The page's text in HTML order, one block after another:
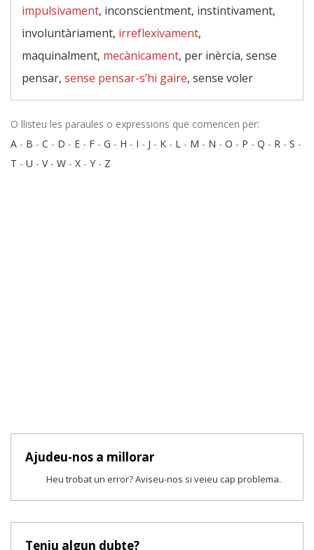
impulsivament, inconscientment, instintivament,
involuntàriament, irreflexivament,
maquinalment, mecànicament, per inèrcia, sense
pensar, sense pensar-s’hi gaire, sense voler
O llisteu les paraules o expressions que comencen per:
A - B - C - D - E - F - G - H - I - J - K - L - M - N - O - P - Q - R - S -
T - U - V- W - X - Y - Z
Ajudeu-nos a millorar
Heu trobat un error? Aviseu-nos si veieu cap problema.
Teniu algun dubte?